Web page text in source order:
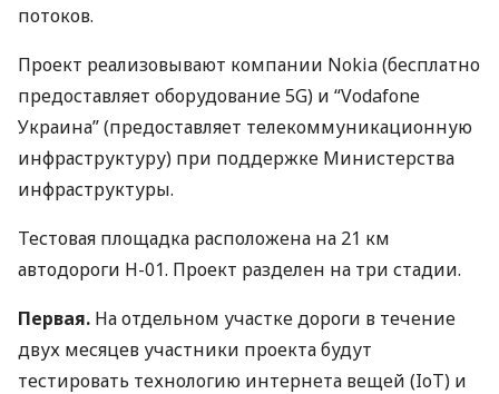
потоков.
Проект реализовывают компании Nokia (бесплатно
предоставляет оборудование 5G) и “Vodafone
Украина” (предоставляет телекоммуникационную
инфраструктуру) при поддержке Министерства
инфраструктуры.
Тестовая площадка расположена на 21 км
автодороги Н-01. Проект разделен на три стадии.
Первая. На отдельном участке дороги в течение
двух месяцев участники проекта будут
тестировать технологию интернета вещей (IoT) и